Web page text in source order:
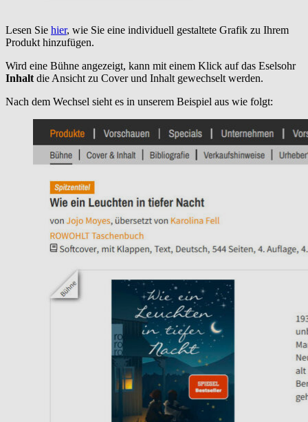
Lesen Sie hier, wie Sie eine individuell gestaltete Grafik zu Ihrem
Produkt hinzufügen.
Wird eine Bühne angezeigt, kann mit einem Klick auf das Eselsohr
Inhalt die Ansicht zu Cover und Inhalt gewechselt werden.
Nach dem Wechsel sieht es in unserem Beispiel aus wie folgt: